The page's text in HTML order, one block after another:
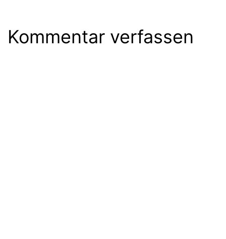
Kommentar verfassen